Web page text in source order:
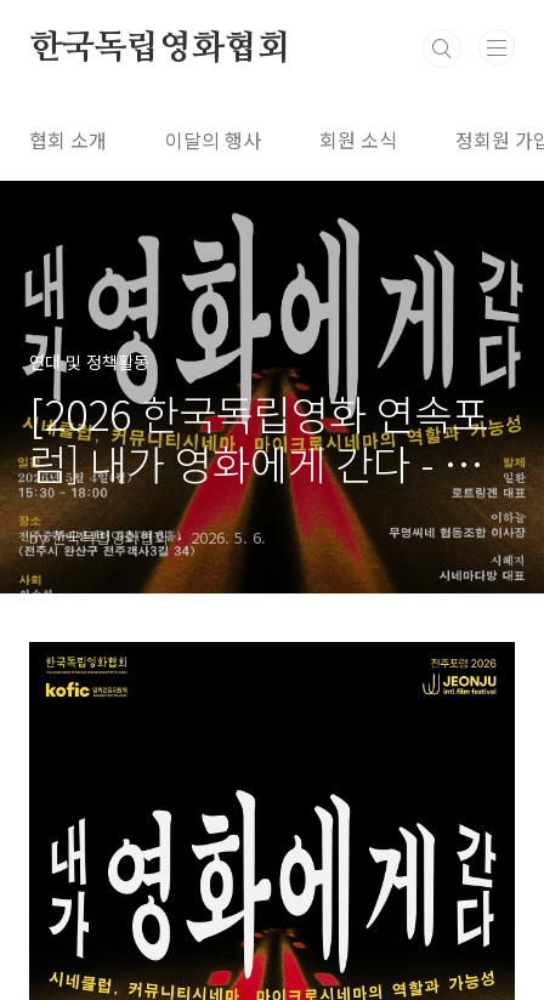
한국독립영화협회
협회 소개 이달의 행사 회원 소식 정회원 가
연대 및 정책활동
[2026 한국독립영화 연속포
럼] 내가 영화에게 간다 - 시
네클럽, 커뮤니티시네마, 마
이크로시네마의 역할과 가능
성 (5/4)
by 한국독립영화협회 2026. 5. 6.